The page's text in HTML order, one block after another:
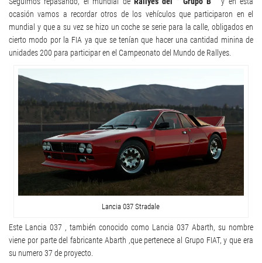
ocasión vamos a recordar otros de los vehículos que participaron en el
mundial y que a su vez se hizo un coche se serie para la calle, obligados en
cierto modo por la FIA ya que se tenían que hacer una cantidad minina de
unidades 200 para participar en el Campeonato del Mundo de Rallyes.
Lancia 037 Stradale
Este Lancia 037 , también conocido como Lancia 037 Abarth, su nombre
viene por parte del fabricante Abarth ,que pertenece al Grupo FIAT, y que era
su numero 37 de proyecto.